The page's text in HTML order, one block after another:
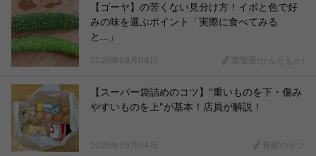
【ゴーヤ】の苦くない見分け方！イボと色で好
みの味を選ぶポイント「実際に食べてみる
と…」
2026年08月04日 菅智香(かんともか)
【スーパー袋詰めのコツ】"重いものを下・傷み
やすいものを上"が基本！店員が解説！
2026年08月04日 青髪のテツ